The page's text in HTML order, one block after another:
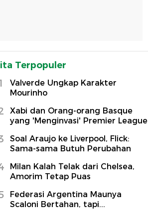
Terpopuler
Valverde Ungkap Karakter
Mourinho
Xabi dan Orang-orang Basque
yang 'Menginvasi' Premier League
Soal Araujo ke Liverpool, Flick:
Sama-sama Butuh Perubahan
Milan Kalah Telak dari Chelsea,
Amorim Tetap Puas
Federasi Argentina Maunya
Scaloni Bertahan, tapi...